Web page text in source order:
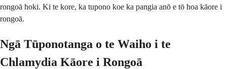
rongoā hoki. Ki te kore, ka tupono koe ka pangia anō e tō hoa kāore i
rongoā.
Ngā Tūponotanga o te Waiho i te
Chlamydia Kāore i Rongoā